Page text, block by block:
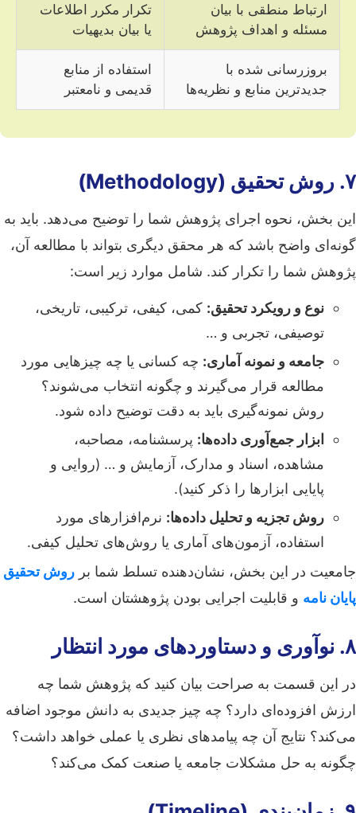
ارتباط منطقی با بیان
مسئله و اهداف پژوهش
تکرار مکرر اطلاعات
یا بیان بدیهیات
بروزرسانی شده با
جدیدترین منابع و نظریه‌ها
استفاده از منابع
قدیمی و نامعتبر
۷. روش تحقیق (Methodology)
این بخش، نحوه اجرای پژوهش شما را توضیح می‌دهد. باید به
گونه‌ای واضح باشد که هر محقق دیگری بتواند با مطالعه آن،
پژوهش شما را تکرار کند. شامل موارد زیر است:
نوع و رویکرد تحقیق: کمی، کیفی، ترکیبی، تاریخی،
توصیفی، تجربی و …
جامعه و نمونه آماری: چه کسانی یا چه چیزهایی مورد
مطالعه قرار می‌گیرند و چگونه انتخاب می‌شوند؟
روش نمونه‌گیری باید به دقت توضیح داده شود.
ابزار جمع‌آوری داده‌ها: پرسشنامه، مصاحبه،
مشاهده، اسناد و مدارک، آزمایش و … (روایی و
پایایی ابزارها را ذکر کنید).
روش تجزیه و تحلیل داده‌ها: نرم‌افزارهای مورد
استفاده، آزمون‌های آماری یا روش‌های تحلیل کیفی.
جامعیت در این بخش، نشان‌دهنده تسلط شما بر روش تحقیق
پایان نامه و قابلیت اجرایی بودن پژوهشتان است.
۸. نوآوری و دستاوردهای مورد انتظار
در این قسمت به صراحت بیان کنید که پژوهش شما چه
ارزش افزوده‌ای دارد؟ چه چیز جدیدی به دانش موجود اضافه
می‌کند؟ نتایج آن چه پیامدهای نظری یا عملی خواهد داشت؟
چگونه به حل مشکلات جامعه یا صنعت کمک می‌کند؟